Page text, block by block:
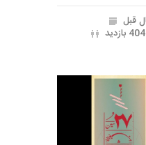
404 بازدید